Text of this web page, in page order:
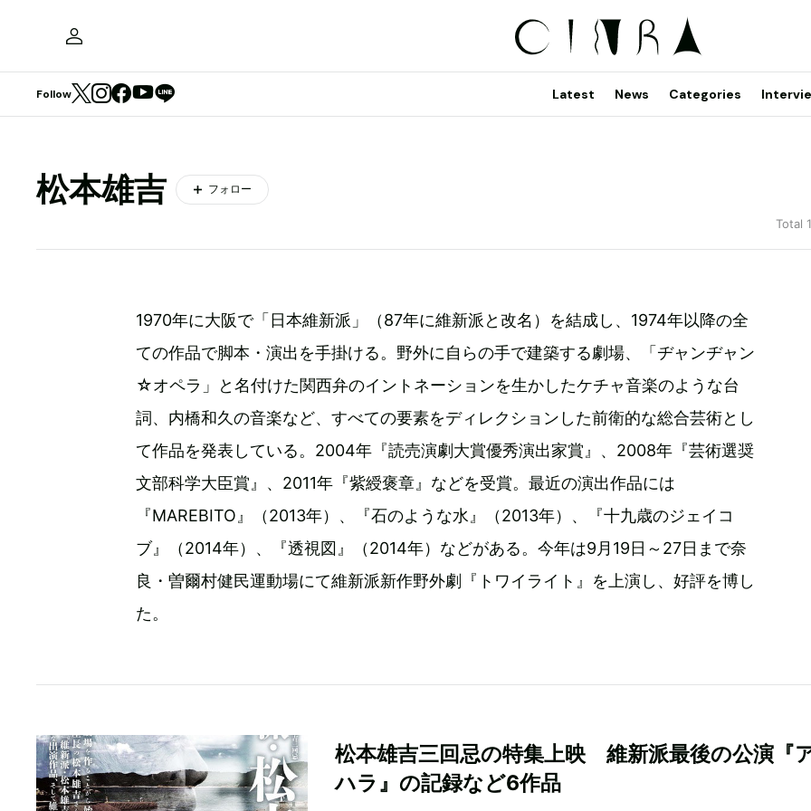
Follow Latest News Categories
松本雄吉 フォロー
Total
1970年に大阪で「日本維新派」（87年に維新派と改名）を結成し、1974年以降の全
ての作品で脚本・演出を手掛ける。野外に自らの手で建築する劇場、「ヂャンヂャン
☆オペラ」と名付けた関西弁のイントネーションを生かしたケチャ音楽のような台
詞、内橋和久の音楽など、すべての要素をディレクションした前衛的な総合芸術とし
て作品を発表している。2004年『読売演劇大賞優秀演出家賞』、2008年『芸術選奨
文部科学大臣賞』、2011年『紫綬褒章』などを受賞。最近の演出作品には
『MAREBITO』（2013年）、『石のような水』（2013年）、『十九歳のジェイコ
ブ』（2014年）、『透視図』（2014年）などがある。今年は9月19日～27日まで奈
良・曽爾村健民運動場にて維新派新作野外劇『トワイライト』を上演し、好評を博し
た。
松本雄吉三回忌の特集上映 維新派最後の公演『
ハラ』の記録など6作品